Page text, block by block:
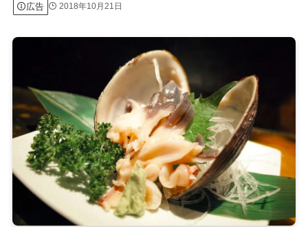
広告 2018年10月21日